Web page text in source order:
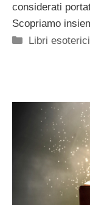
considerati
Scopriamo
Categorie
Libri esoterici